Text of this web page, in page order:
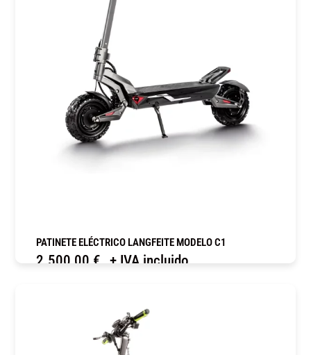
PATINETE ELÉCTRICO LANGFEITE MODELO C1
2.500,00 € + IVA incluido